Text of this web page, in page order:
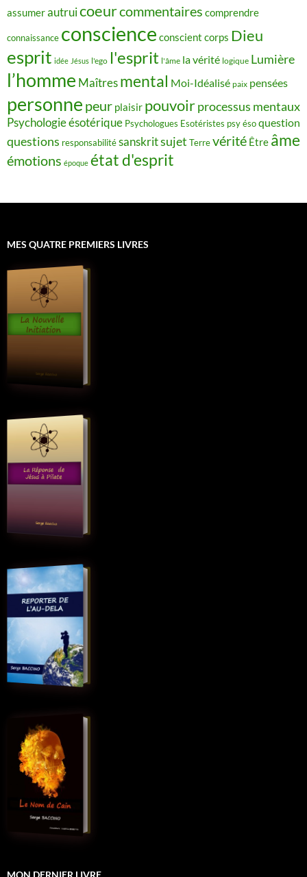
assumerautruicoeurcommentaires comprendre
connaissance conscience conscient corps Dieu
esprit idée Jésus l'ego l'esprit l'âme la vérité logique Lumière
l’homme Maîtres mental Moi-Idéalisé paix pensées
personne peur plaisir pouvoirprocessus mentaux
Psychologie ésotérique Psychologues Esotéristes psy ésoquestion
questions responsabilitésanskritsujet Terrevérité Être âme
émotions époque état d'esprit
MES QUATRE PREMIERS LIVRES
MON DERNIER LIVRE